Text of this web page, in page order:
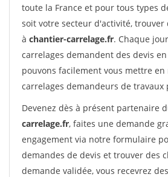
toute la France et pour tous types
soit votre secteur d'activité, trouver
à chantier-carrelage.fr. Chaque
carrelages demandent des devis
pouvons facilement vous mettre en
carrelages demandeurs de
Devenez dès à présent partenaire
carrelage.fr, faites une demande
engagement via notre formulaire
demandes de devis et trouver des
demande validée, vous recevrez